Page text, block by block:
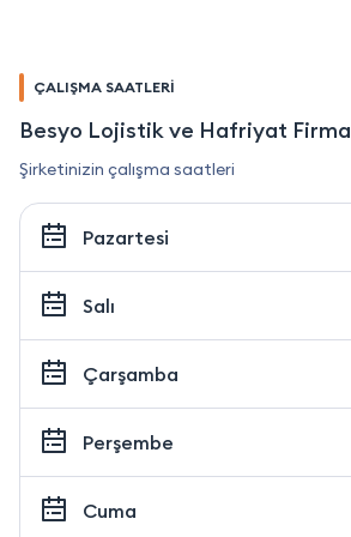
ÇALIŞMA SAATLERİ
Besyo Lojistik ve Hafriyat Firma
Şirketinizin çalışma saatleri
Pazartesi
Salı
Çarşamba
Perşembe
Cuma